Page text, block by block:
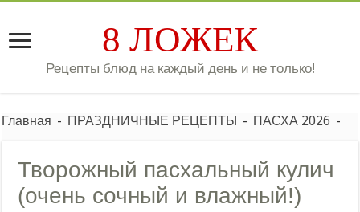
8 ЛОЖЕК
Рецепты блюд на каждый день и не только!
Главная - ПРАЗДНИЧНЫЕ РЕЦЕПТЫ - ПАСХА 2026 -
Творожный пасхальный кулич
(очень сочный и влажный!)